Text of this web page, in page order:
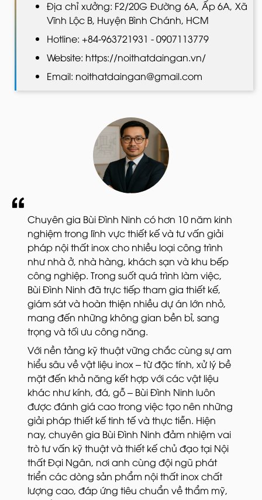
Địa chỉ xưởng: F2/20G Đường 6A, Ấp 6A, Xã
Vĩnh Lộc B, Huyện Bình Chánh, HCM
Hotline: +84-963721931 - 0907113779
Website: https://noithatdaingan.vn/
Email: noithatdaingan@gmail.com
Chuyên gia Bùi Đình Ninh có hơn 10 năm kinh
nghiệm trong lĩnh vực thiết kế và tư vấn giải
pháp nội thất inox cho nhiều loại công trình
như nhà ở, nhà hàng, khách sạn và khu bếp
công nghiệp. Trong suốt quá trình làm việc,
Bùi Đình Ninh đã trực tiếp tham gia thiết kế,
giám sát và hoàn thiện nhiều dự án lớn nhỏ,
mang đến những không gian bền bỉ, sang
trọng và tối ưu công năng.
Với nền tảng kỹ thuật vững chắc cùng sự am
hiểu sâu về vật liệu inox – từ đặc tính, xử lý bề
mặt đến khả năng kết hợp với các vật liệu
khác như kính, đá, gỗ – Bùi Đình Ninh luôn
được đánh giá cao trong việc tạo nên những
giải pháp thiết kế tinh tế và thực tiễn. Hiện
nay, chuyên gia Bùi Đình Ninh đảm nhiệm vai
trò tư vấn kỹ thuật và thiết kế chủ đạo tại Nội
thất Đại Ngân, nơi anh cùng đội ngũ phát
triển các dòng sản phẩm nội thất inox chất
lượng cao, đáp ứng tiêu chuẩn về thẩm mỹ,